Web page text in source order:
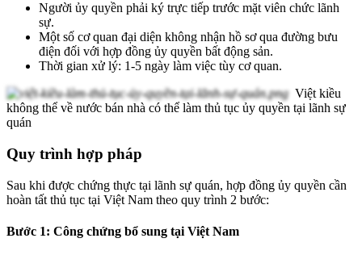
Người ủy quyền phải ký trực tiếp trước mặt viên chức lãnh
sự.
Một số cơ quan đại diện không nhận hồ sơ qua đường bưu
điện đối với hợp đồng ủy quyền bất động sản.
Thời gian xử lý: 1-5 ngày làm việc tùy cơ quan.
Việt kiều
không thể về nước bán nhà có thể làm thủ tục ủy quyền tại lãnh sự
quán
Quy trình hợp pháp
Sau khi được chứng thực tại lãnh sự quán, hợp đồng ủy quyền cần
hoàn tất thủ tục tại Việt Nam theo quy trình 2 bước:
Bước 1: Công chứng bổ sung tại Việt Nam